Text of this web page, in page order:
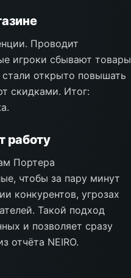
Проводит
игроки сбывают товары
открыто повышать
скидками. Итог:
работу
Портера
чтобы за пару минут
конкурентов, угрозах
Такой подход
и позволяет сразу
отчёта NEIRO.